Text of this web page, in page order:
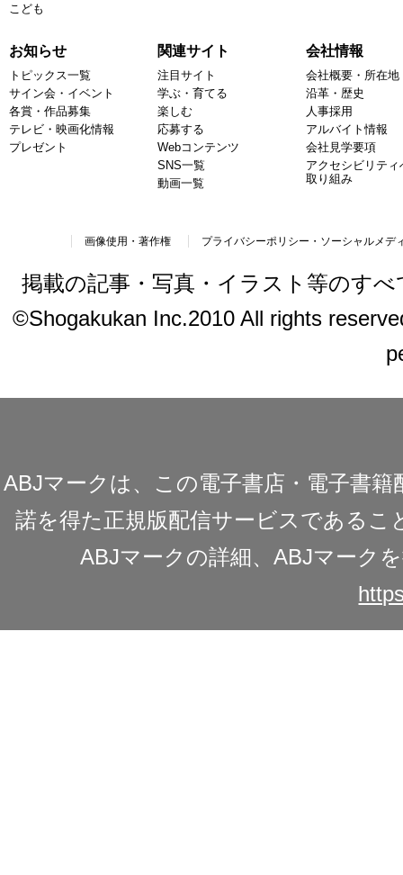
こども
お知らせ
トピックス一覧
サイン会・イベント
各賞・作品募集
テレビ・映画化情報
プレゼント
関連サイト
注目サイト
学ぶ・育てる
楽しむ
応募する
Webコンテンツ
SNS一覧
動画一覧
会社情報
会社概要・所在地
沿革・歴史
人事採用
アルバイト情報
会社見学要項
アクセシビリティ
取り組み
画像使用・著作権 プライバシーポリシー・ソーシャルメデ
掲載の記事・写真・イラスト等のす
©Shogakukan Inc.2010 All rights
ABJマークは、この電子書店・電子書
諾を得た正規版配信サービスであるこ
ABJマークの詳細、ABJマーク